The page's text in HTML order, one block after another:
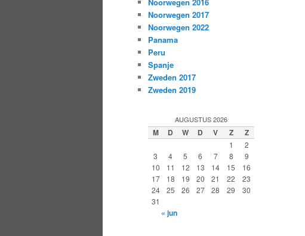
Noorwegen 2017
Noorwegen 2022
Panama
Peru
Spanje
Zweden 2017
Zweden 2019
AUGUSTUS 2026
M D W D V Z Z
1
2
3
4 5 6 7 8
9
10
11 12 13 14 15
16
17
18 19 20 21 22
23
24
25 26 27 28 29
30
31
« jun